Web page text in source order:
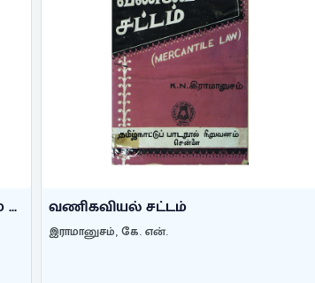
வணிகவியல் - எம்.காம்., இரண்டாம ...